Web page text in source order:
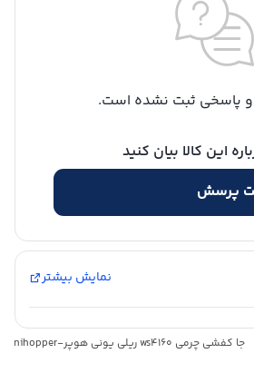
پاسخی ثبت نشده است.
این کالا بیان کنید
پرسش
نمایش بیشتر
جا کفشی چرمی ws4160 ریلی یونی هوپر-Unihopper